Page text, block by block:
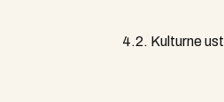
4.2. Kulturne